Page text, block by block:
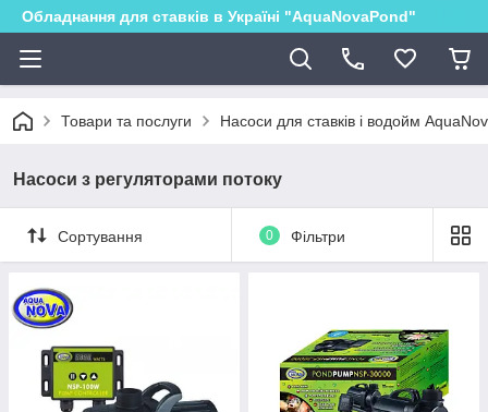
Обладнання для ставків в Україні "AquaNovaPond"
Товари та послуги Насоси для ставків і водойм
Насоси з регуляторами потоку
Сортування 0 Фільтри